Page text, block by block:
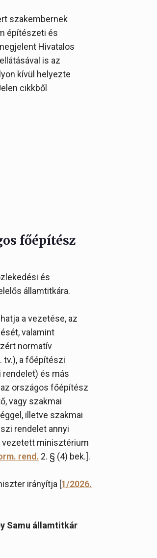
szakembernek
építészeti és
Hivatalos
is az
kívül helyezte
cikkből
főépítész
és
államtitkára.
a vezetése, az
valamint
normatív
tv.), a főépítészi
rendelet) és más
országos főépítész
vagy szakmai
illetve szakmai
rendelet annyi
vezetett minisztérium
rend. 2. § (4) bek.].
irányítja [1/2026.
Samu államtitkár